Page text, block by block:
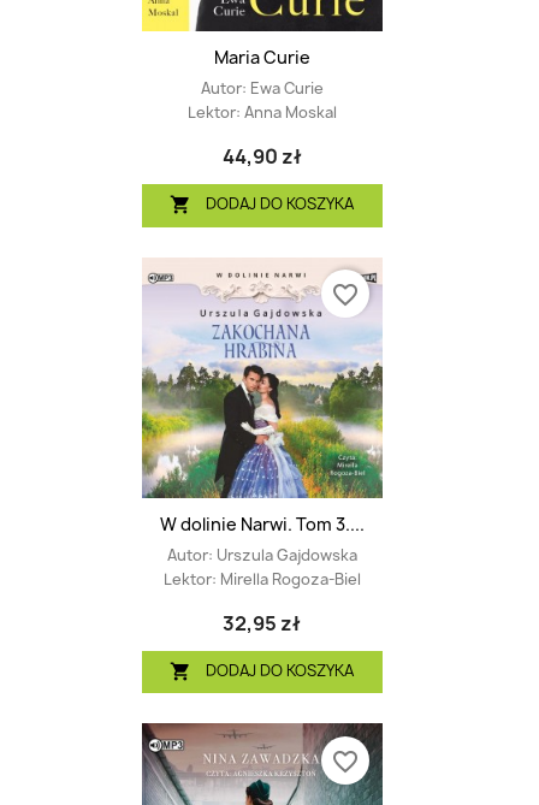
Maria Curie
Autor: Ewa Curie
Lektor: Anna Moskal
44,90 zł
 DODAJ DO KOSZYKA
W dolinie Narwi. Tom 3....
Autor: Urszula Gajdowska
Lektor: Mirella Rogoza-Biel
32,95 zł
 DODAJ DO KOSZYKA
favorite_border
favorite_border